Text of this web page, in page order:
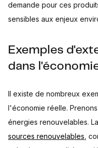
demande pour ces
sensibles aux enjeux
Exemples
dans
Il existe de nombreux
l'économie réelle.
énergies renouvelables.
sources renouvelables ,